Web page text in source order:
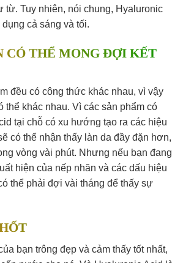
từ. Tuy nhiên, nói chung, Hyaluronic
cả sáng và tối.
CÓ THỂ MONG ĐỢI KẾT
đều có công thức khác nhau, vì vậy
thể khác nhau. Vì các sản phẩm có
tại chỗ có xu hướng tạo ra các hiệu
có thể nhận thấy làn da đầy đặn hơn,
vòng vài phút. Nhưng nếu bạn đang
hiện của nếp nhăn và các dấu hiệu
thể phải đợi vài tháng để thấy sự
bạn trông đẹp và cảm thấy tốt nhất,